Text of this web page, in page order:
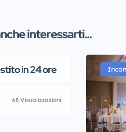
interessarti...
in 24 ore
68 Visualizzazioni